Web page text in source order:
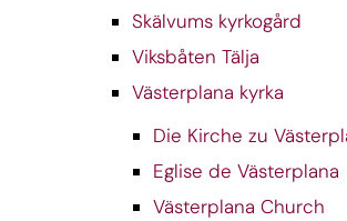
Skälvums kyrkogård
Viksbåten Tälja
Västerplana kyrka
Die Kirche zu
Eglise de Västerplana
Västerplana Church